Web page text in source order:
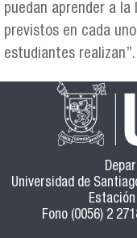
puedan aprender a
previstos en cada
estudiantes realizan”.
Universidad de
Fono (0056) 2